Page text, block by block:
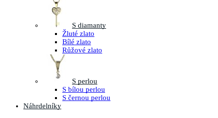
S diamanty
Žluté zlato
Bílé zlato
Růžové zlato
S perlou
S bílou perlou
S černou perlou
Náhrdelníky